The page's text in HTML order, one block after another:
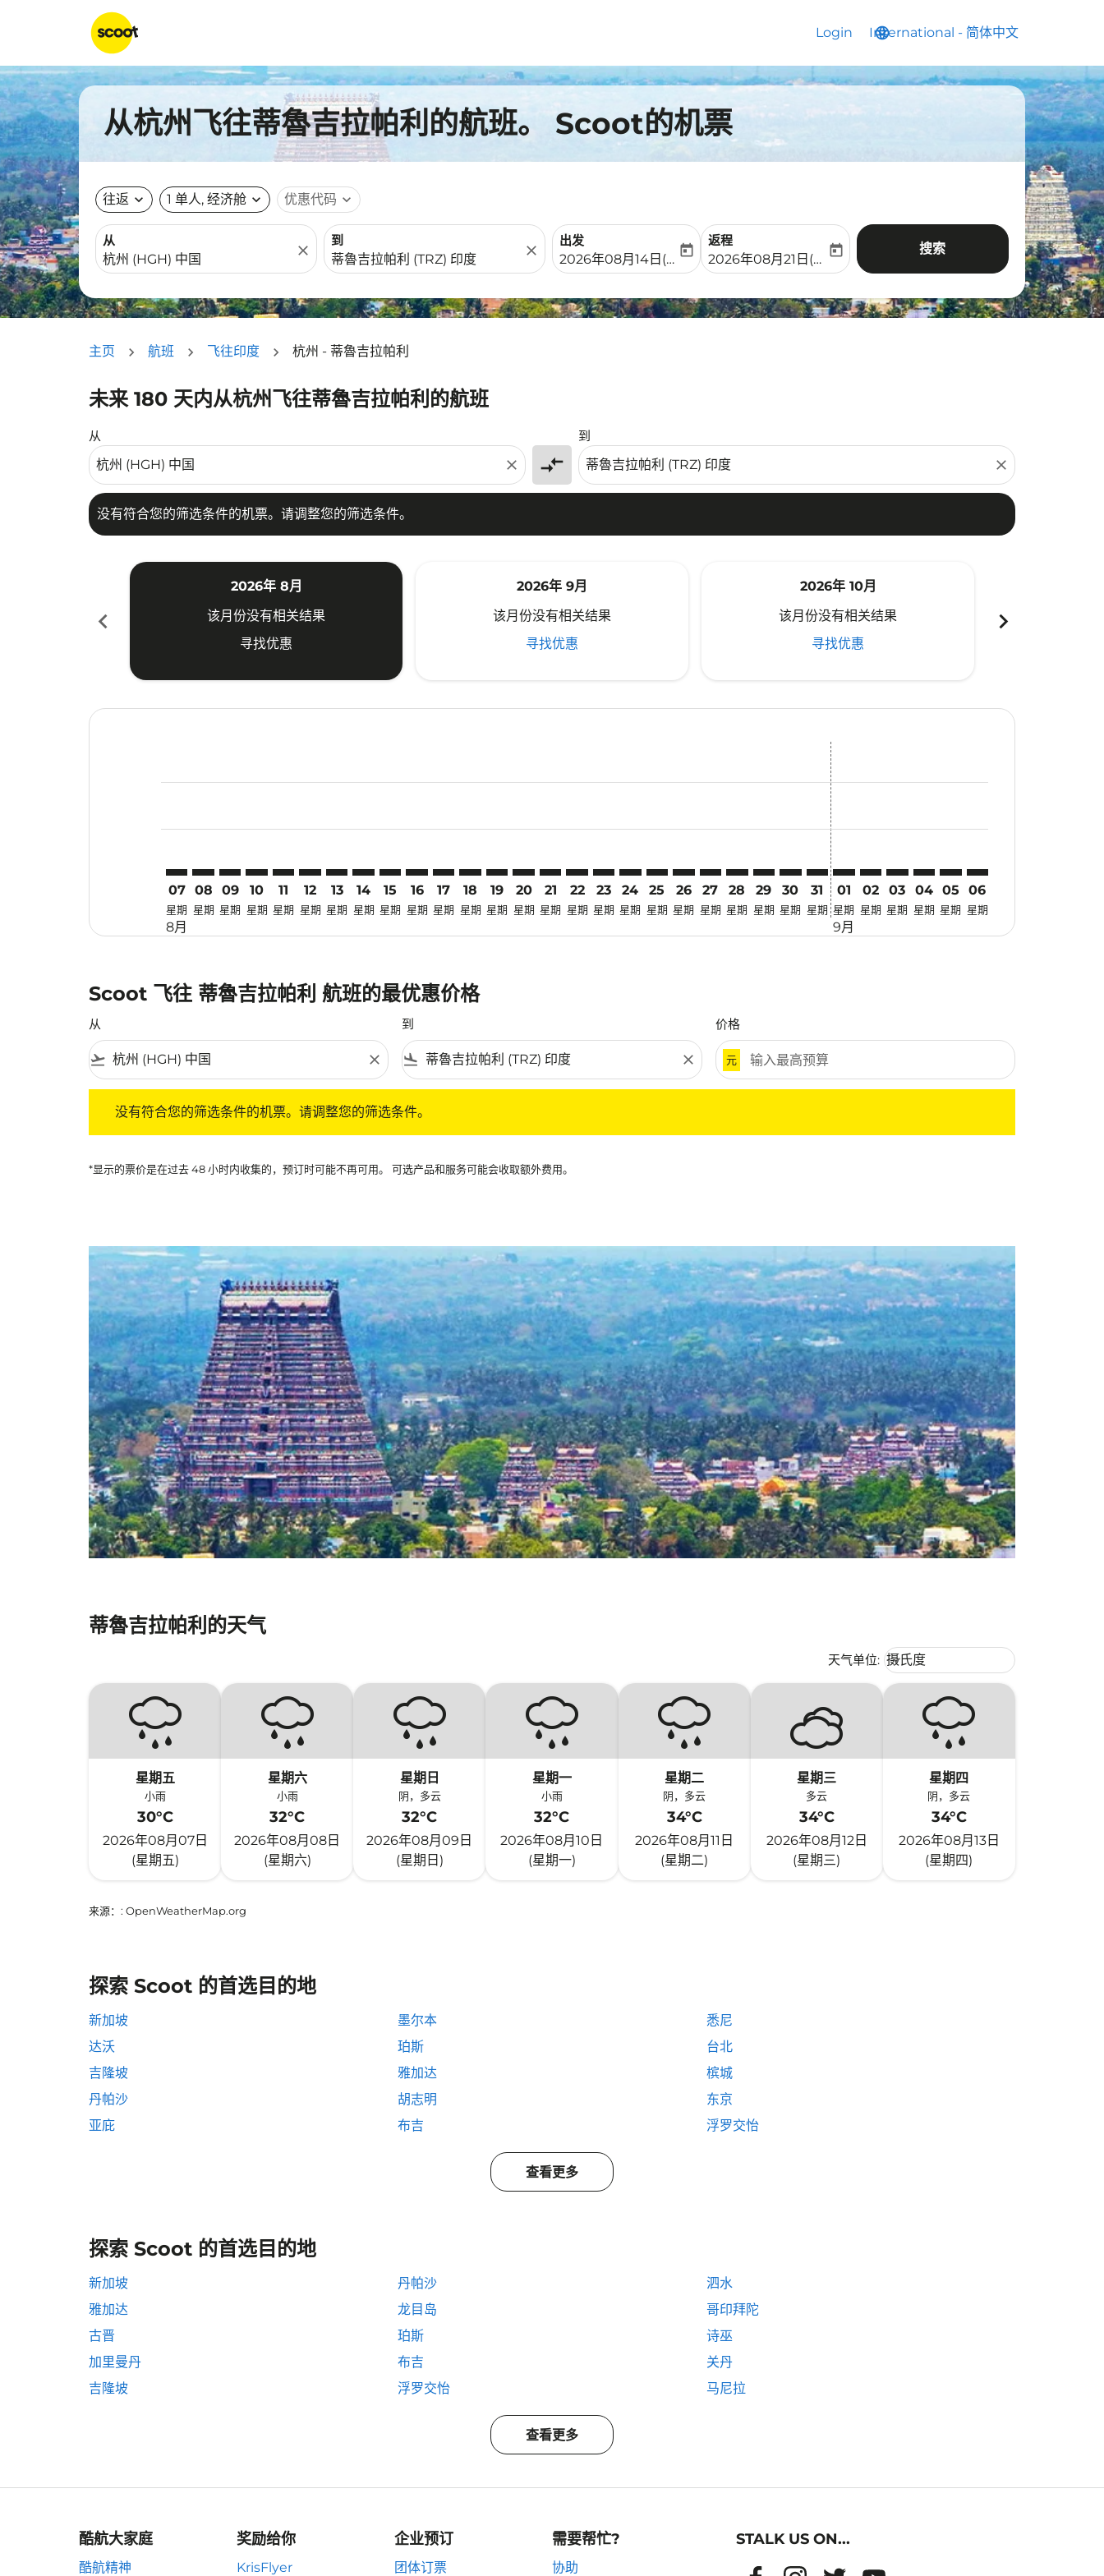
Login language
International - 简体中文
keyboard_arrow_down
从杭州飞往蒂魯吉拉帕利的航班。 Scoot的机票
往返 expand_more 1 单人, 经济舱 expand_more 优惠代码 expand_more
从
close
到
close
出发
fc-booking-departure-date-aria-label
2026年08月14日(周五)
today
返程
fc-booking-return-date-aria-label
2026年08月21日(周五)
today 搜索
主页 航班 飞往印度 杭州 - 蒂魯吉拉帕利
未来 180 天内从杭州飞往蒂魯吉拉帕利的航班
从
close compare_arrows
到
close
没有符合您的筛选条件的机票。请调整您的筛选条件。
没有符合您的筛选条件的机票。请调整您的筛选条件。
chevron_left
2026年 8月
该月份没有相关结果
寻找优惠
2026年 9月
该月份没有相关结果
寻找优惠
2026年 10月
该月份没有相关结果
寻找优惠
chevron_right
07
星期
8月
08
星期
09
星期
10
星期
11
星期
12
星期
13
星期
14
星期
15
星期
16
星期
17
星期
18
星期
19
星期
20
星期
21
星期
HGH–TRZ: cmp-view-offers-disclaimer. 寻找优惠
22
星期
HGH–TRZ: cmp-view-offers-disclaimer. 寻找优惠
23
星期
HGH–TRZ: cmp-view-offers-disclaimer. 寻找优惠
24
星期
HGH–TRZ: cmp-view-offers-disclaimer. 寻找优惠
25
星期
HGH–TRZ: cmp-view-offers-disclaimer. 寻找优惠
26
星期
HGH–TRZ: cmp-view-offers-disclaimer. 寻找优惠
27
星期
HGH–TRZ: cmp-view-offers-disclaimer. 寻找优惠
28
星期
HGH–TRZ: cmp-view-offers-disclaimer. 寻找优惠
29
星期
HGH–TRZ: cmp-view-offers-disclaimer. 寻找优惠
30
星期
HGH–TRZ: cmp-view-offers-disclaimer. 寻找优惠
31
星期
01
星期
9月
02
星期
03
星期
04
星期
05
星期
06
星期
Scoot 飞往 蒂魯吉拉帕利 航班的最优惠价格
从
flight_takeoff close
到
flight_land close
价格
元
没有符合您的筛选条件的机票。请调整您的筛选条件。
*显示的票价是在过去 48 小时内收集的，预订时可能不再可用。 可选产品和服务可能会收取额外费用。
蒂魯吉拉帕利的天气
天气单位: Weather unit option 摄氏度
摄氏度
keyboard_arrow_down
星期五
小雨
30°C
2026年08月07日
(星期五)
星期六
小雨
32°C
2026年08月08日
(星期六)
星期日
阴，多云
32°C
2026年08月09日
(星期日)
星期一
小雨
32°C
2026年08月10日
(星期一)
星期二
阴，多云
34°C
2026年08月11日
(星期二)
星期三
多云
34°C
2026年08月12日
(星期三)
星期四
阴，多云
34°C
2026年08月13日
(星期四)
来源： : OpenWeatherMap.org
探索 Scoot 的首选目的地
新加坡 墨尔本
悉尼
达沃
珀斯
台北
吉隆坡
雅加达
槟城
丹帕沙
胡志明
东京
亚庇
布吉 浮罗交怡
查看更多
探索 Scoot 的首选目的地
新加坡 丹帕沙
泗水
雅加达
龙目岛
哥印拜陀
古晋
珀斯
诗巫
加里曼丹
布吉
关丹
吉隆坡
浮罗交怡 马尼拉
查看更多
酷航大家庭
酷航精神
奖励给你
KrisFlyer
企业预订
团体订票
需要帮忙?
协助
STALK US ON...